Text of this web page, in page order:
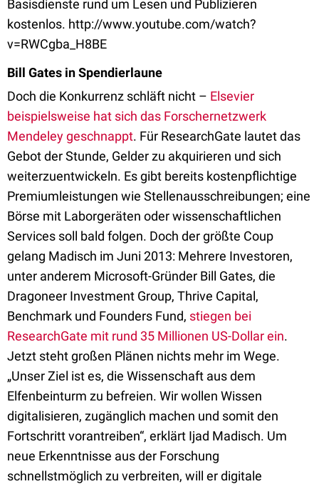
Basisdienste rund um Lesen und Publizieren
kostenlos. http://www.youtube.com/watch?
v=RWCgba_H8BE
Bill Gates in Spendierlaune
Doch die Konkurrenz schläft nicht – Elsevier
beispielsweise hat sich das Forschernetzwerk
Mendeley geschnappt. Für ResearchGate lautet das
Gebot der Stunde, Gelder zu akquirieren und sich
weiterzuentwickeln. Es gibt bereits kostenpflichtige
Premiumleistungen wie Stellenausschreibungen; eine
Börse mit Laborgeräten oder wissenschaftlichen
Services soll bald folgen. Doch der größte Coup
gelang Madisch im Juni 2013: Mehrere Investoren,
unter anderem Microsoft-Gründer Bill Gates, die
Dragoneer Investment Group, Thrive Capital,
Benchmark und Founders Fund, stiegen bei
ResearchGate mit rund 35 Millionen US-Dollar ein.
Jetzt steht großen Plänen nichts mehr im Wege.
„Unser Ziel ist es, die Wissenschaft aus dem
Elfenbeinturm zu befreien. Wir wollen Wissen
digitalisieren, zugänglich machen und somit den
Fortschritt vorantreiben“, erklärt Ijad Madisch. Um
neue Erkenntnisse aus der Forschung
schnellstmöglich zu verbreiten, will er digitale